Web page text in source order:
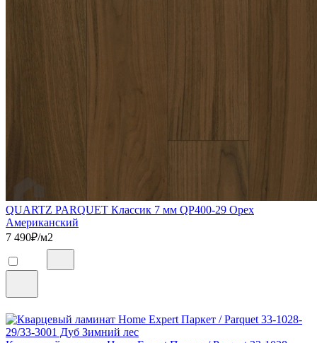
QUARTZ PARQUET Классик 7 мм QP400-29 Орех
Американский
7 490₽/м2